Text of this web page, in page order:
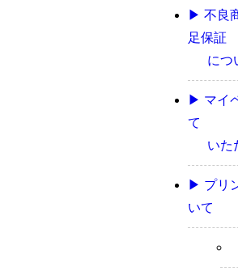
▶ 不良
足保証
につ
▶ マイ
て
いた
▶ プリ
いて